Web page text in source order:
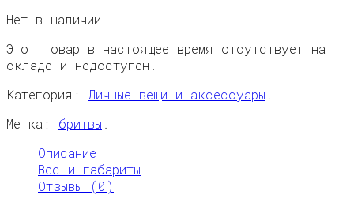
Нет в наличии
Этот товар в настоящее время отсутствует на
складе и недоступен.
Категория: Личные вещи и аксессуары .
Метка: бритвы .
Описание
Вес и габариты
Отзывы (0)